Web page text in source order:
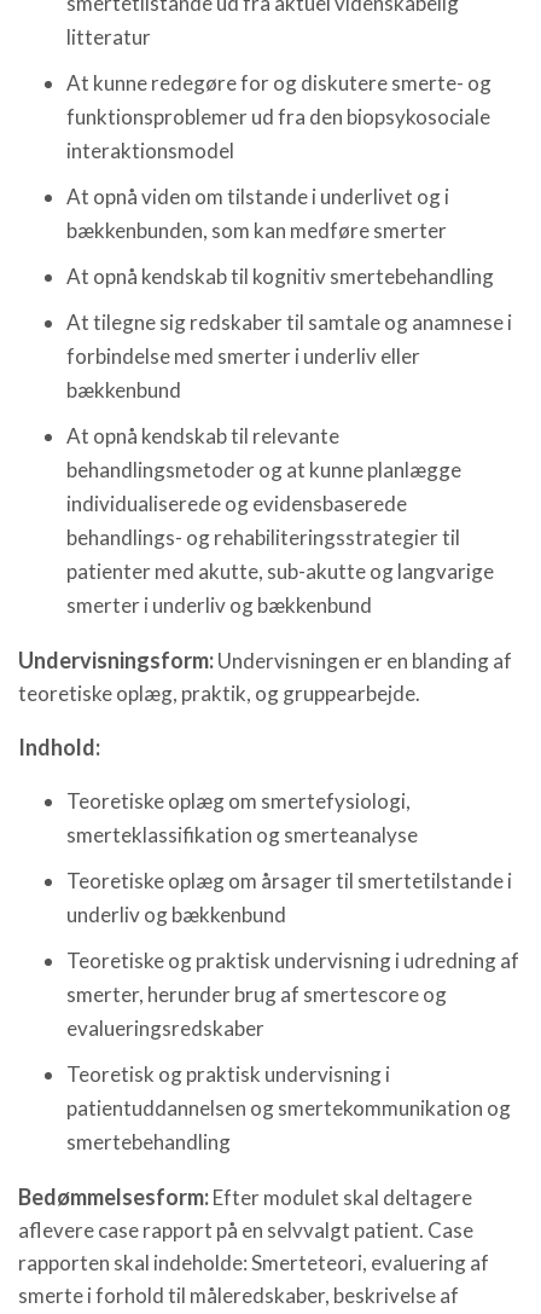
litteratur
At kunne redegøre for og diskutere smerte- og
funktionsproblemer ud fra den biopsykosociale
interaktionsmodel
At opnå viden om tilstande i underlivet og i
bækkenbunden, som kan medføre smerter
At opnå kendskab til kognitiv smertebehandling
At tilegne sig redskaber til samtale og anamnese i
forbindelse med smerter i underliv eller
bækkenbund
At opnå kendskab til relevante
behandlingsmetoder og at kunne planlægge
individualiserede og evidensbaserede
behandlings- og rehabiliteringsstrategier til
patienter med akutte, sub-akutte og langvarige
smerter i underliv og bækkenbund
Undervisningsform:Undervisningen er en blanding af
teoretiske oplæg, praktik, og gruppearbejde.
Indhold:
Teoretiske oplæg om smertefysiologi,
smerteklassifikation og smerteanalyse
Teoretiske oplæg om årsager til smertetilstande i
underliv og bækkenbund
Teoretiske og praktisk undervisning i udredning af
smerter, herunder brug af smertescore og
evalueringsredskaber
Teoretisk og praktisk undervisning i
patientuddannelsen og smertekommunikation og
smertebehandling
Bedømmelsesform:Efter modulet skal deltagere
aflevere case rapport på en selvvalgt patient. Case
rapporten skal indeholde: Smerteteori, evaluering af
smerte i forhold til måleredskaber, beskrivelse af